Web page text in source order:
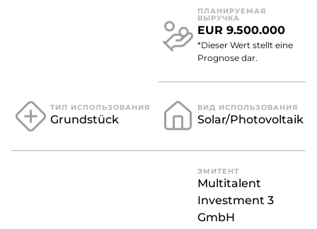
ПЛАНИРУЕМАЯ
ВЫРУЧКА
EUR 9.500.000
*Dieser Wert stellt eine
Prognose dar.
ТИП ИСПОЛЬЗОВАНИЯ
Grundstück
ВИД ИСПОЛЬЗОВАНИЯ
Solar/Photovoltaik
ЭМИТЕНТ
Multitalent
Investment 3
GmbH